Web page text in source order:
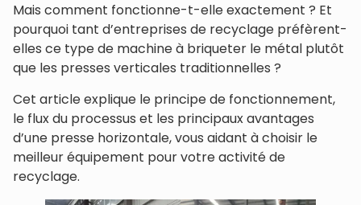
Mais comment fonctionne-t-elle exactement ? Et
pourquoi tant d’entreprises de recyclage préfèrent-
elles ce type de machine à briqueter le métal plutôt
que les presses verticales traditionnelles ?
Cet article explique le principe de fonctionnement,
le flux du processus et les principaux avantages
d’une presse horizontale, vous aidant à choisir le
meilleur équipement pour votre activité de
recyclage.